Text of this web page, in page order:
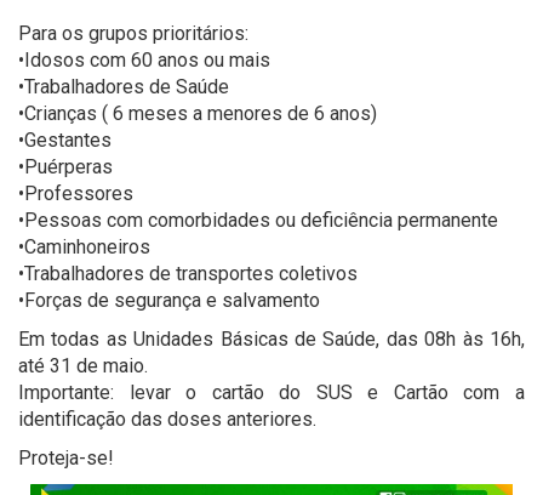
Para os grupos prioritários:
•Idosos com 60 anos ou mais
•Trabalhadores de Saúde
•Crianças ( 6 meses a menores de 6 anos)
•Gestantes
•Puérperas
•Professores
•Pessoas com comorbidades ou deficiência permanente
•Caminhoneiros
•Trabalhadores de transportes coletivos
•Forças de segurança e salvamento
Em todas as Unidades Básicas de Saúde, das 08h às 16h,
até 31 de maio.
Importante: levar o cartão do SUS e Cartão com a
identificação das doses anteriores.
Proteja-se!